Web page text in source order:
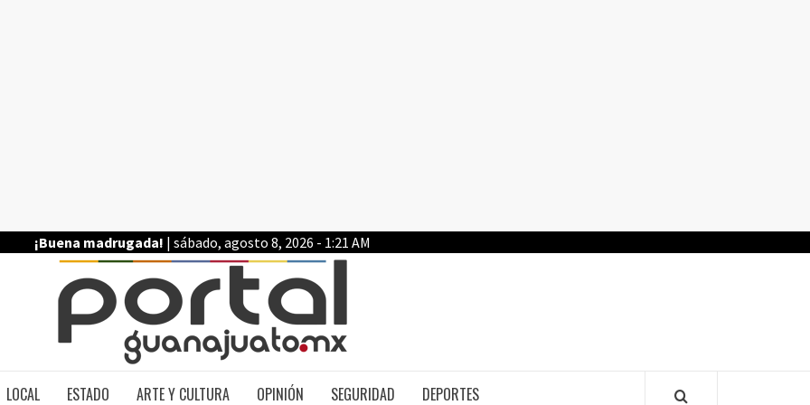
¡Buena madrugada! | sábado, agosto 8, 2026 - 1:21 AM
LOCAL ESTADO ARTE Y CULTURA OPINIÓN SEGURIDAD DEPORTES